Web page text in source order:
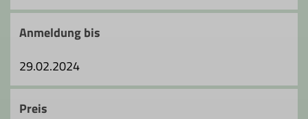
Anmeldung bis
29.02.2024
Preis